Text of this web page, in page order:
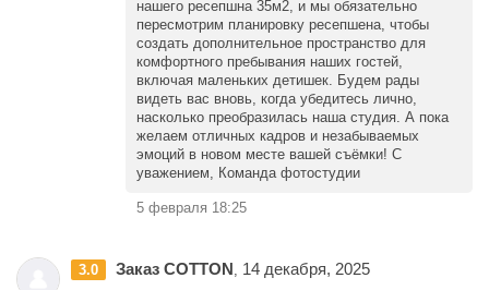
нашего ресепшна 35м2, и мы обязательно
пересмотрим планировку ресепшена, чтобы
создать дополнительное пространство для
комфортного пребывания наших гостей,
включая маленьких детишек. Будем рады
видеть вас вновь, когда убедитесь лично,
насколько преобразилась наша студия. А пока
желаем отличных кадров и незабываемых
эмоций в новом месте вашей съёмки! С
уважением, Команда фотостудии
5 февраля 18:25
3.0 Заказ COTTON, 14 декабря, 2025